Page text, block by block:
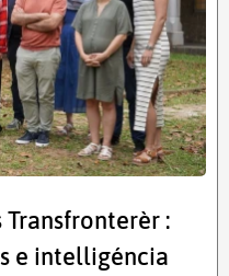
Transfronterèr :
e intelligéncia